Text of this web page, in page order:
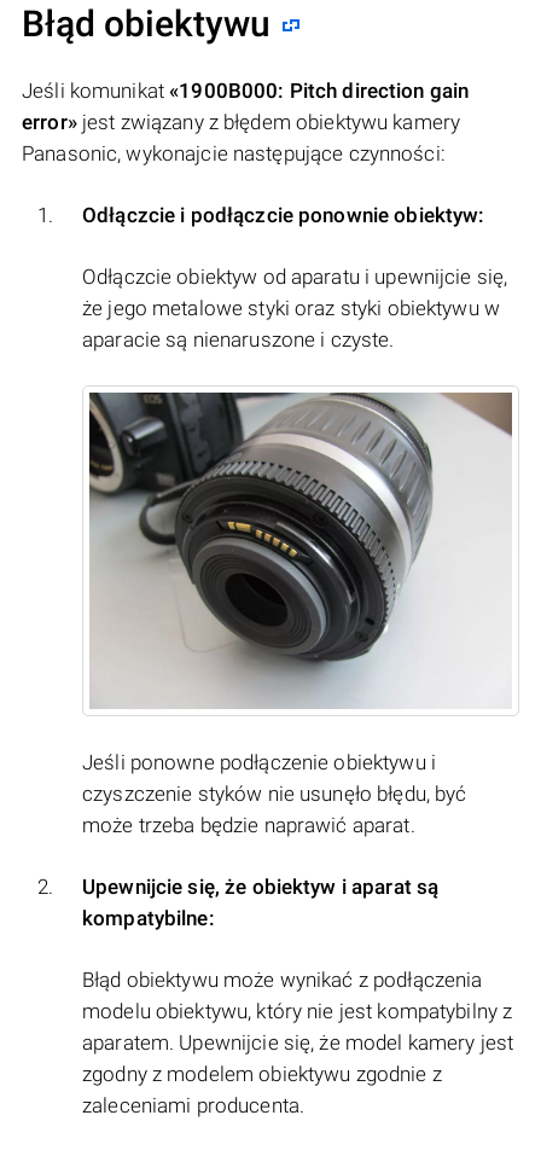
Błąd obiektywu
Jeśli komunikat«1900B000: Pitch direction gain
error»jest związany z błędem obiektywu kamery
Panasonic, wykonajcie następujące czynności:
Odłączcie i podłączcie ponownie obiektyw:
Odłączcie obiektyw od aparatu i upewnijcie się,
że jego metalowe styki oraz styki obiektywu w
aparacie są nienaruszone i czyste.
Jeśli ponowne podłączenie obiektywu i
czyszczenie styków nie usunęło błędu, być
może trzeba będzie naprawić aparat.
Upewnijcie się, że obiektyw i aparat są
kompatybilne:
Błąd obiektywu może wynikać z podłączenia
modelu obiektywu, który nie jest kompatybilny z
aparatem. Upewnijcie się, że model kamery jest
zgodny z modelem obiektywu zgodnie z
zaleceniami producenta.